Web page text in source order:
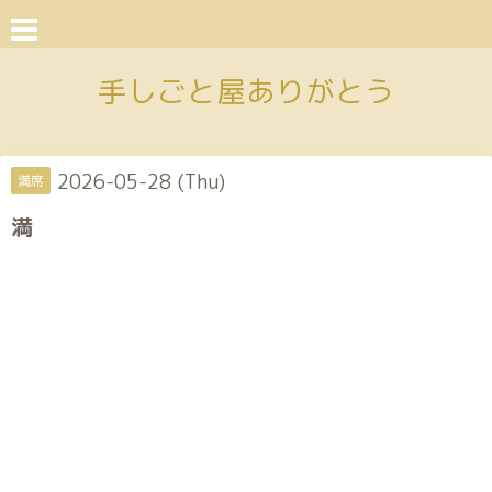
手しごと屋ありがとう
満席 2026-05-28 (Thu)
満